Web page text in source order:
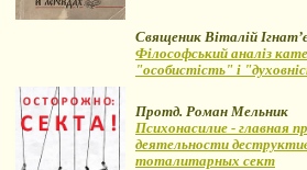
Священик Віталій
Філософський аналіз
"особистість" і
Протд. Роман Мельник
Психонасилие - главная
деятельности
тоталитарных сект